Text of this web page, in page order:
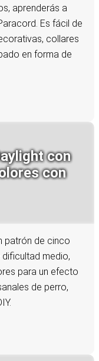
aprenderás a
Es fácil de
collares
en forma de
con
con
patrón de cinco
medio,
para un efecto
de perro,